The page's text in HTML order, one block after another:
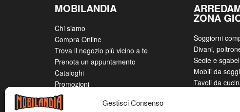
Gestisci Consenso
MOBILANDIA
Chi siamo
Compra Online
Trova il negozio più vicino a te
Prenota un appuntamento
Cataloghi
Promozioni
Mobilandia Doppio Piano Rate Leggere
Mobilandia All Inclusive
ZONA
Soggiorni
Divani,
Sedie e
Mobili da
Tavoli da